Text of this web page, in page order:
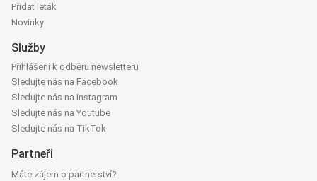
Přidat leták
Novinky
Služby
Přihlášení k odběru newsletteru
Sledujte nás na Facebook
Sledujte nás na Instagram
Sledujte nás na Youtube
Sledujte nás na TikTok
Partneři
Máte zájem o partnerství?